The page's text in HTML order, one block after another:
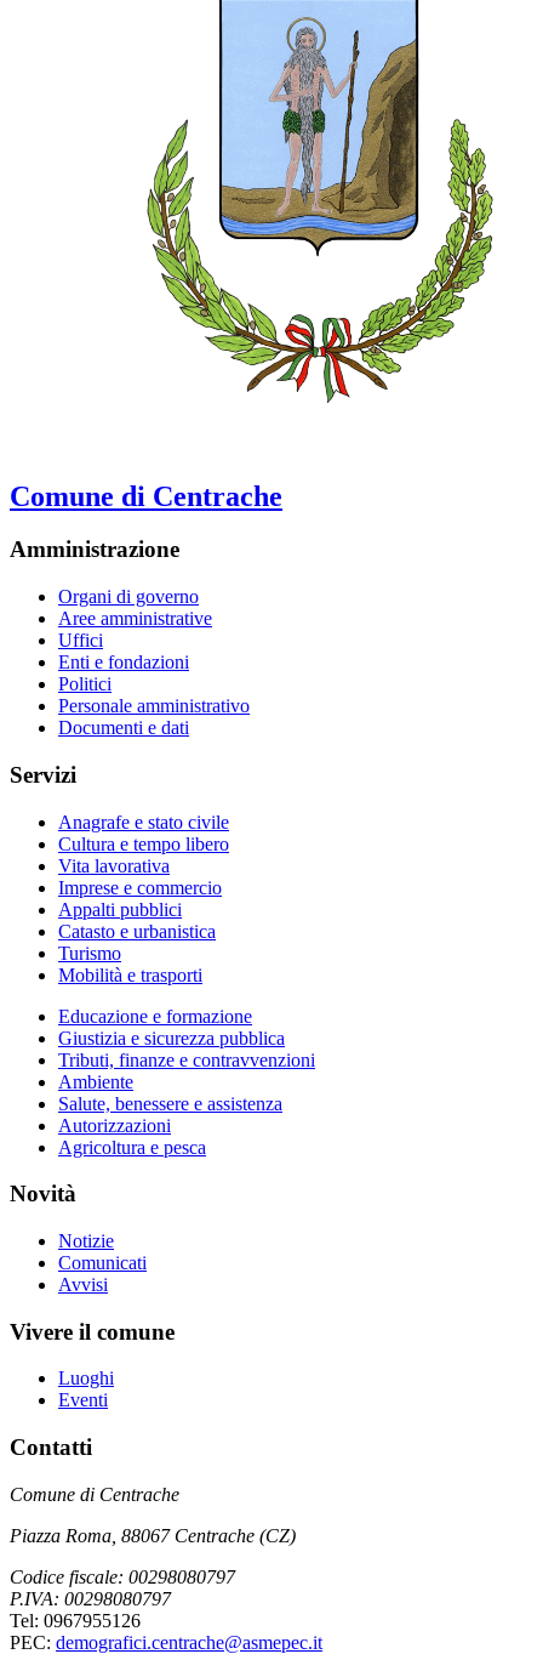
Comune di Centrache
Amministrazione
Organi di governo
Aree amministrative
Uffici
Enti e fondazioni
Politici
Personale amministrativo
Documenti e dati
Servizi
Anagrafe e stato civile
Cultura e tempo libero
Vita lavorativa
Imprese e commercio
Appalti pubblici
Catasto e urbanistica
Turismo
Mobilità e trasporti
Educazione e formazione
Giustizia e sicurezza pubblica
Tributi, finanze e contravvenzioni
Ambiente
Salute, benessere e assistenza
Autorizzazioni
Agricoltura e pesca
Novità
Notizie
Comunicati
Avvisi
Vivere il comune
Luoghi
Eventi
Contatti
Comune di Centrache
Piazza Roma, 88067 Centrache (CZ)
Codice fiscale: 00298080797
P.IVA: 00298080797
Tel: 0967955126
PEC: demografici.centrache@asmepec.it